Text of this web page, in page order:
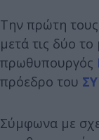
Την πρώτη τους
μετά τις δύο
πρωθυπουργός
πρόεδρο του
Σύμφωνα με